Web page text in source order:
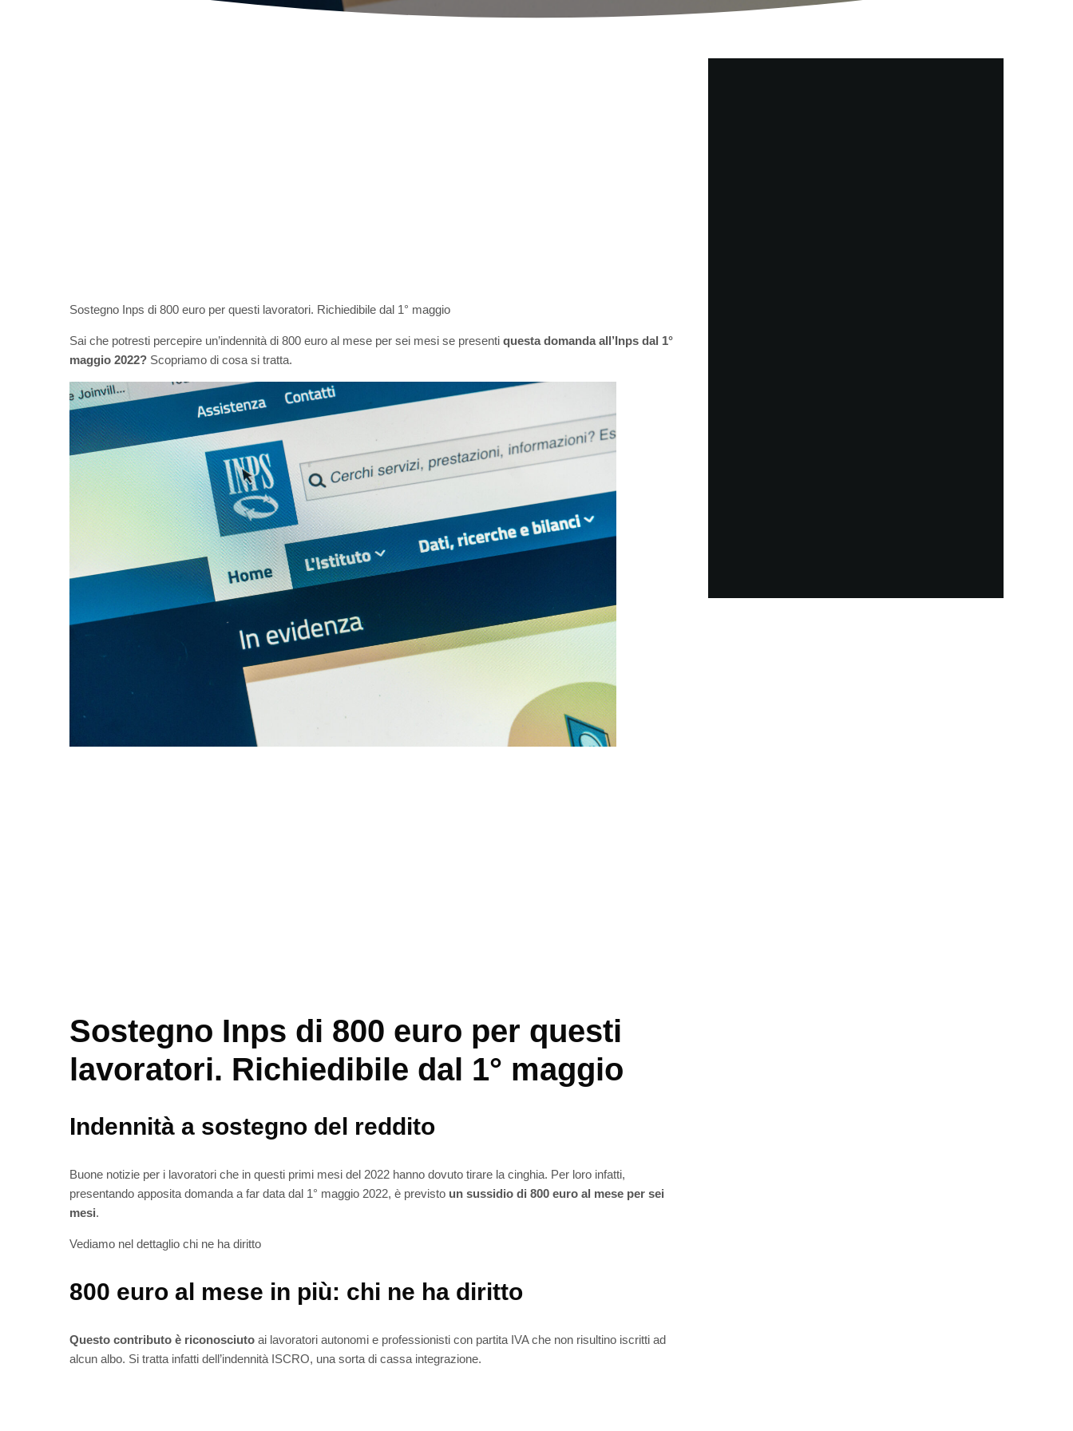
Sostegno Inps di 800 euro per questi lavoratori. Richiedibile dal 1° maggio
Sai che potresti percepire un’indennità di 800 euro al mese per sei mesi se presenti questa domanda all’Inps dal 1°
maggio 2022? Scopriamo di cosa si tratta.
Sostegno Inps di 800 euro per questi
lavoratori. Richiedibile dal 1° maggio
Indennità a sostegno del reddito
Buone notizie per i lavoratori che in questi primi mesi del 2022 hanno dovuto tirare la cinghia. Per loro infatti,
presentando apposita domanda a far data dal 1° maggio 2022, è previsto un sussidio di 800 euro al mese per sei
mesi.
Vediamo nel dettaglio chi ne ha diritto
800 euro al mese in più: chi ne ha diritto
Questo contributo è riconosciuto ai lavoratori autonomi e professionisti con partita IVA che non risultino iscritti ad
alcun albo. Si tratta infatti dell’indennità ISCRO, una sorta di cassa integrazione.